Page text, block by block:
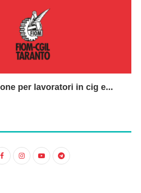
per lavoratori in cig e...